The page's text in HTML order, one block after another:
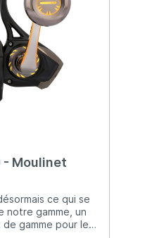
Moulinet
ce qui se
notre gamme, un
gamme pour les